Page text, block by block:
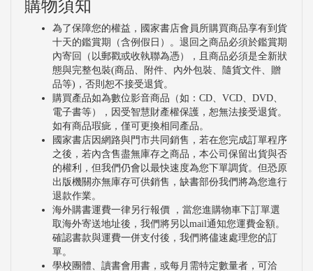
購物須知
為了保障您的權益，國家書店會員所購買商品享有到貨
十天的鑑賞期（含例假日）。退回之商品必須於鑑賞期
內寄回（以郵戳或收執聯為憑），且商品必須是全新狀
態與完整包裝(商品、附件、內外包裝、隨貨文件、贈
品等)，否則恕不接受退貨。
購買產品如為數位影音商品（如：CD、VCD、DVD、
電子書等），因受智慧財產權保護，恕無法接受退貨。
如有商品瑕疵，僅可更換相同產品。
國家書店因網路與門市共同銷售，若在您完成訂單程序
之後，若內含售盡無庫存之商品，本公司保留出貨與否
的權利，但我們仍會以最快速度為您下單調貨。但恐原
出版機關亦無庫存可供銷售，缺書部份我們將為您進行
退款作業。
海外購書運費一律另行報價 ，當您進購物車下訂單選
取海外寄送地址後，我們將另以mail通知您運費金額。
確認書款與運費一併支付後，我們將儘速處理您的訂
單。
學校團體、讀書會用書，或每月需特定數量者，可洽